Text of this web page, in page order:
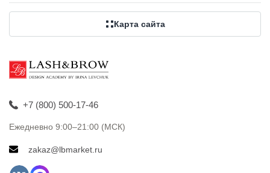
+7 (800) 500-17-46
Ежедневно 9:00–21:00 (МСК)
zakaz@lbmarket.ru
Карта сайта